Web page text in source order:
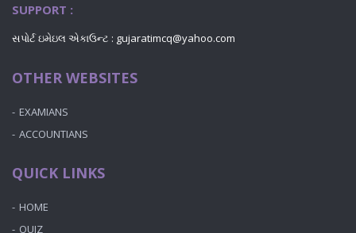
SUPPORT :
સપોર્ટ ઇમેઇલ એકાઉન્ટ : gujaratimcq@yahoo.com
OTHER WEBSITES
EXAMIANS
ACCOUNTIANS
QUICK LINKS
HOME
QUIZ